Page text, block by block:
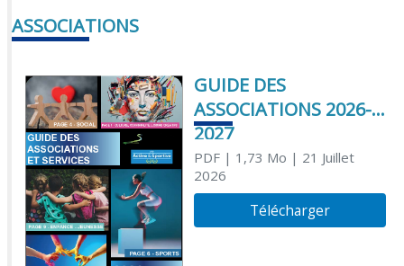
ASSOCIATIONS
GUIDE DES
ASSOCIATIONS 2026-
2027
PDF| 1,73 Mo | 21 Juillet
2026
Télécharger